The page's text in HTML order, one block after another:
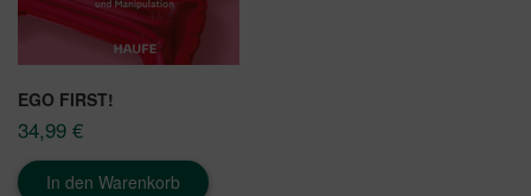
EGO FIRST!
34,99 €
In den Warenkorb